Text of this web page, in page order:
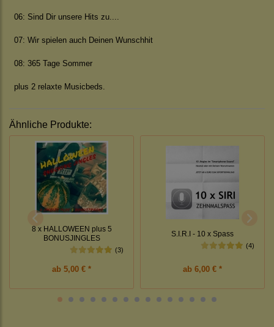
06: Sind Dir unsere Hits zu....
07: Wir spielen auch Deinen Wunschhit
08: 365 Tage Sommer
plus 2 relaxte Musicbeds.
Ähnliche Produkte:
8 x HALLOWEEN plus 5
BONUSJINGLES
(3)
ab 5,00 € *
S.I.R.I - 10 x Spass
(4)
ab 6,00 € *